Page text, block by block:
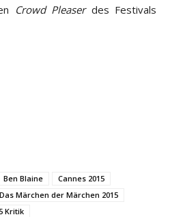
Crowd Pleaserdes Festivals
Ben Blaine
Cannes 2015
Das Märchen der Märchen 2015
Kritik